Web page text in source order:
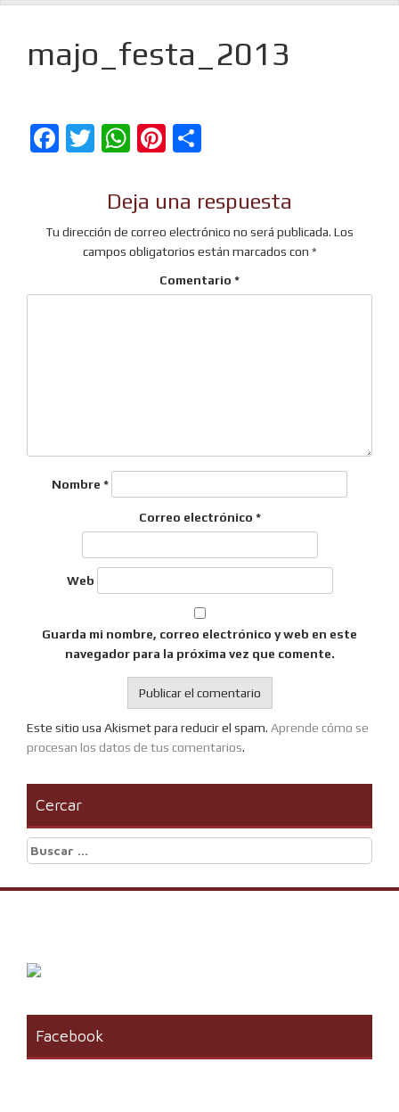
majo_festa_2013
Facebook
Twitter
WhatsApp
Pinterest
Deja una respuesta
Tu dirección de correo electrónico no será publicada. Los
campos obligatorios están marcados con *
Comentario *
Nombre *
Correo electrónico *
Web
Guarda mi nombre, correo electrónico y web en este
navegador para la próxima vez que comente.
Este sitio usa Akismet para reducir el spam. Aprende cómo se
procesan los datos de tus comentarios.
Cercar
Buscar:
Facebook